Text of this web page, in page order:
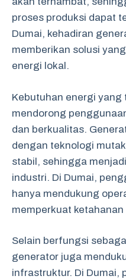
proses produksi dapat
Dumai, kehadiran
memberikan solusi
energi lokal.
Kebutuhan energi yang
mendorong
dan berkualitas.
dengan teknologi
stabil, sehingga
industri. Di Dumai,
hanya mendukung
memperkuat
Selain berfungsi
generator juga
infrastruktur. Di Dumai,